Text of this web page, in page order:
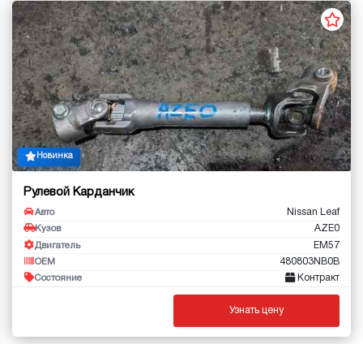
Новинка
Рулевой Карданчик
Авто Nissan Leaf
Кузов AZE0
Двигатель EM57
OEM 480803NB0B
Состояние Контракт
Узнать цену